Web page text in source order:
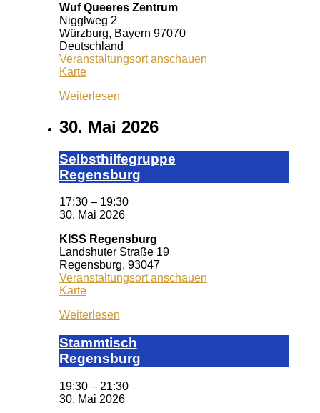
Wuf Queeres Zentrum
Nigglweg 2
Würzburg, Bayern 97070
Deutschland
Veranstaltungsort anschauen
KarteWuf
Zentrum
Weiterlesen
30. Mai 2026
Selbst­hil­fe­grup­pe
Re­gens­burg
17:30 – 19:30
30. Mai 2026
KISS Regensburg
Landshuter Straße 19
Regensburg, 93047
Veranstaltungsort anschauen
KarteKISS
Weiterlesen
Stamm­tisch
Reg­ens­burg
19:30 – 21:30
30. Mai 2026